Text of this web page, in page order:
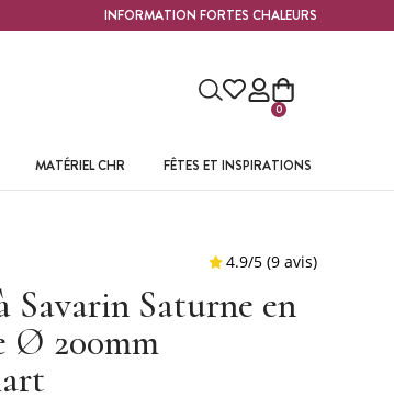
INFORMATION FORTES CHALEURS
0
MATÉRIEL CHR FÊTES ET INSPIRATIONS
Savarin Saturne en
Ø 200mm